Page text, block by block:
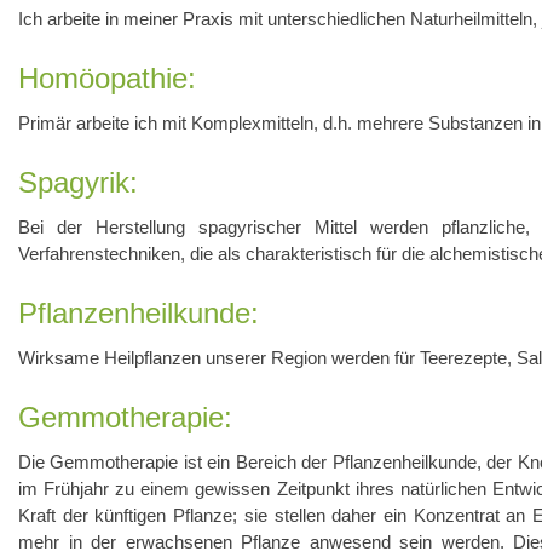
Ich arbeite in meiner Praxis mit unterschiedlichen
Homöopathie:
Primär arbeite ich mit Komplexmitteln, d.h. mehrere Substanzen
Spagyrik:
Bei der Herstellung spagyrischer Mittel werden
Verfahrenstechniken, die als charakteristisch für die
Pflanzenheilkunde:
Wirksame Heilpflanzen unserer Region werden für Teerezepte,
Gemmotherapie:
Die Gemmotherapie ist ein Bereich der Pflanzenheilkunde, der
im Frühjahr zu einem gewissen Zeitpunkt ihres natürlichen
Kraft der künftigen Pflanze; sie stellen daher ein Konzentrat
mehr in der erwachsenen Pflanze anwesend sein werden.